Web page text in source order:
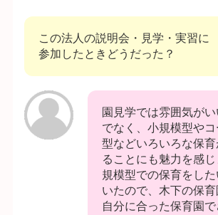
この法人の説明会・見学・実習に
参加したときどうだった？
園見学では雰囲気が
でなく、小規模型や
型などいろいろな保育
ることにも魅力を感
規模型での保育をし
いたので、木下の保育
自分に合った保育園